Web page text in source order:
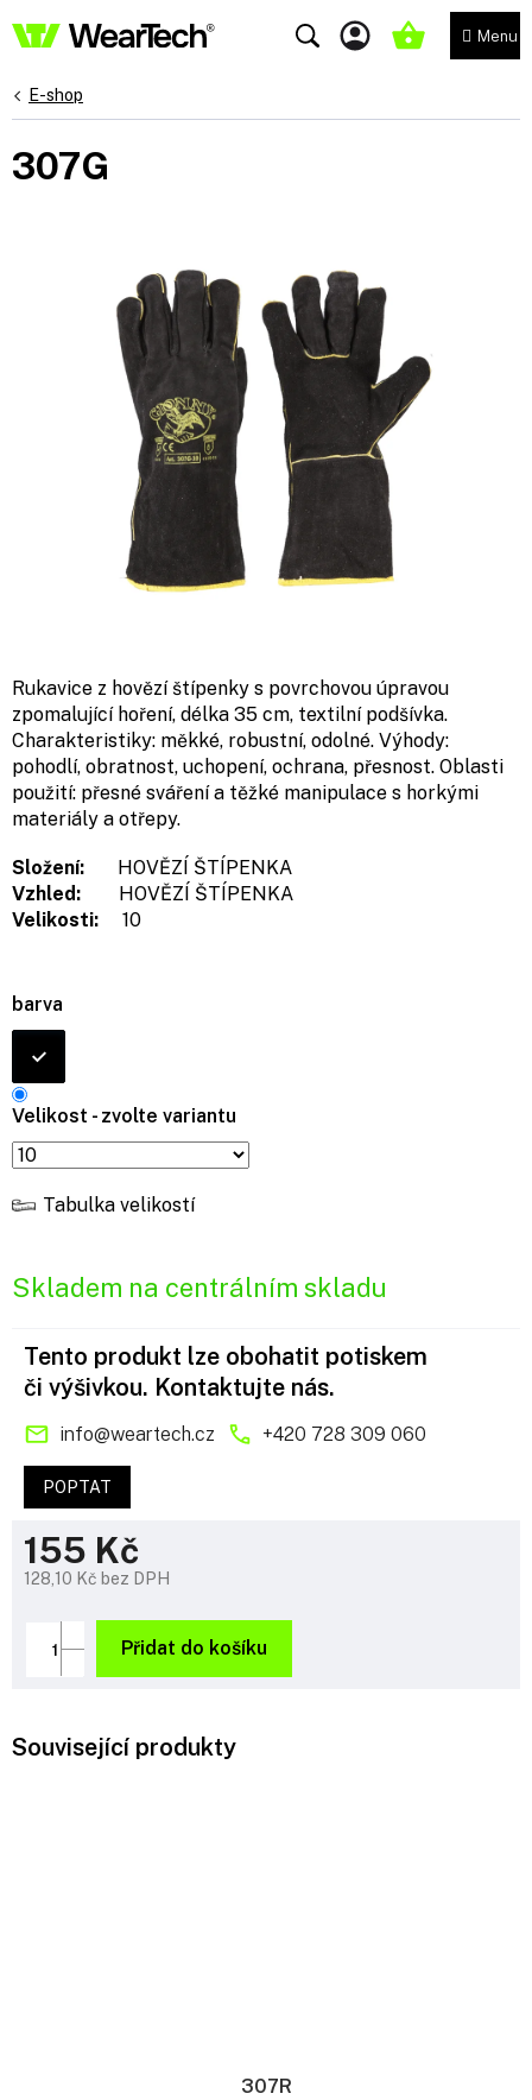
na
NÁKUPNÍ
E-shop
307G
Skladem na centrálním skladu
barva
Velikost - zvolte variantu
Tabulka velikostí
Rukavice z hovězí štípenky s povrchovou úpravou
zpomalující hoření, délka 35 cm, textilní podšívka.
Charakteristiky: měkké, robustní, odolné. Výhody:
pohodlí, obratnost, uchopení, ochrana, přesnost. Oblasti
použití: přesné sváření a těžké manipulace s horkými
materiály a otřepy.
Složení:
HOVĚZÍ ŠTÍPENKA
Vzhled:
HOVĚZÍ ŠTÍPENKA
Velikosti: 10
155 Kč
128,10 Kč bez DPH
cena:
Přidat do košíku
Tento produkt lze obohatit potiskem
či výšivkou. Kontaktujte nás.
info@weartech.cz +420 728 309 060
POPTAT
Související produkty
307R